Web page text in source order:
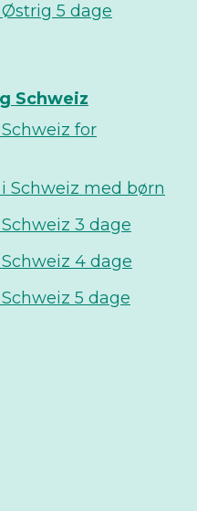
5 dage
Schweiz
for
Schweiz med børn
3 dage
4 dage
5 dage